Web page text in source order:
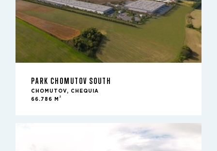
PARK CHOMUTOV SOUTH
CHOMUTOV, CHEQUIA
66.786 M
2